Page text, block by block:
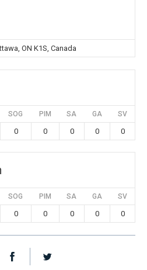
ON K1S, Canada
SOG PIM SA GA SV
0 0 0 0 0
SOG PIM SA GA SV
0 0 0 0 0